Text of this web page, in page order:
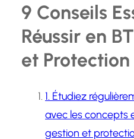
9 Conseils
Réussir en
et
1. Étudiez
avec les concepts
gestion et